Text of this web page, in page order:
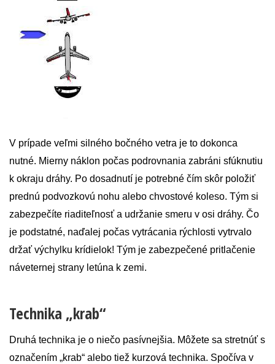
V prípade veľmi silného bočného vetra je to dokonca
nutné. Mierny náklon počas podrovnania zabráni sfúknutiu
k okraju dráhy. Po dosadnutí je potrebné čím skôr položiť
prednú podvozkovú nohu alebo chvostové koleso. Tým si
zabezpečíte riaditeľnosť a udržanie smeru v osi dráhy. Čo
je podstatné, naďalej počas vytrácania rýchlosti vytrvalo
držať výchylku krídielok! Tým je zabezpečené pritlačenie
náveternej strany letúna k zemi.
Technika „krab“
Druhá technika je o niečo pasívnejšia. Môžete sa stretnúť s
označením „krab“ alebo tiež kurzová technika. Spočíva v